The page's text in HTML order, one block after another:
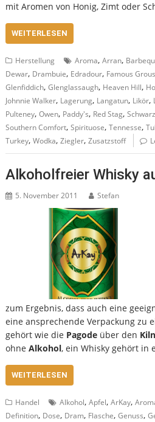
mit Aromen von Honig, Zimt oder
WEITERLESEN
Herstellung Aroma,Arran,
Dewar, Drambuie, Edradour, Famous
Glenfiddich,Glenglassaugh, Heaven Hill,
Johnnie Walker, Lagerung, Langatun, Likör,
Pulteney,Owen, Paddy's, Red Stag,
Southern Comfort,Spirituose,Tennesse,
Turkey,Wodka,Ziegler,Zusatzstoff
Alkoholfreier Whisky
5. November 2011 Stefan
zum Ergebnis, dass auch eine
eine ansprechende Verpackung zu
gehört wie die Pagode über den Kiln
ohneAlkohol, ein Whisky gehört in
WEITERLESEN
Handel Alkohol,Apfel,ArKay,
Definition, Dose, Dram, Flasche,Genuss,